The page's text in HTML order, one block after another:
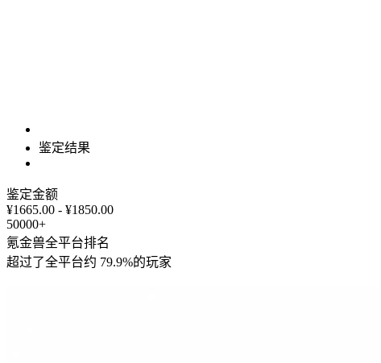
鉴定结果
鉴定金额
¥1665.00 - ¥1850.00
50000+
氪金兽全平台排名
超过了全平台约 79.9%的玩家